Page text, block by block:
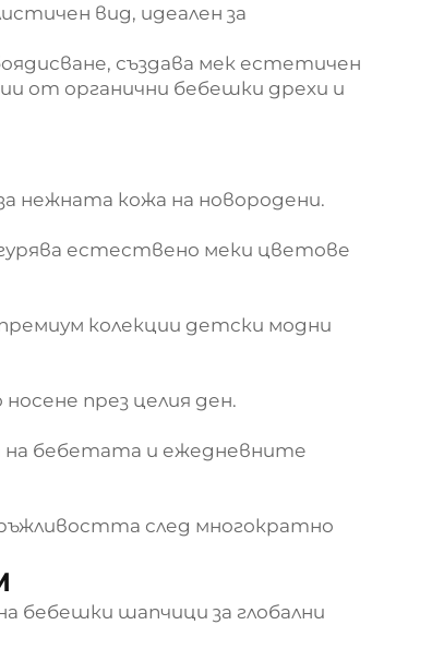
вид, идеален за
създава мек естетичен
от органични бебешки дрехи и
нежната кожа на новородени.
естествено меки цветове
колекции детски модни
през целия ден.
на бебетата и ежедневните
след многократно
бебешки шапчици за глобални